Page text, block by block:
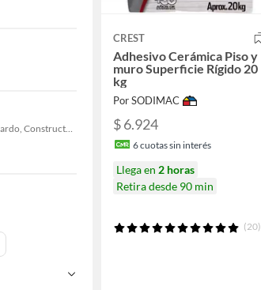
Sodimac El Bosque, Sodimac San Bernardo, Constructor Cantagallo
CREST
Adhesivo Cerámica Piso y
muro Superficie Rígido 20
kg
Por SODIMAC
$ 6.924
6cuotas sin interés
Llega en 2 horas
Retira desde 90 min
(20)